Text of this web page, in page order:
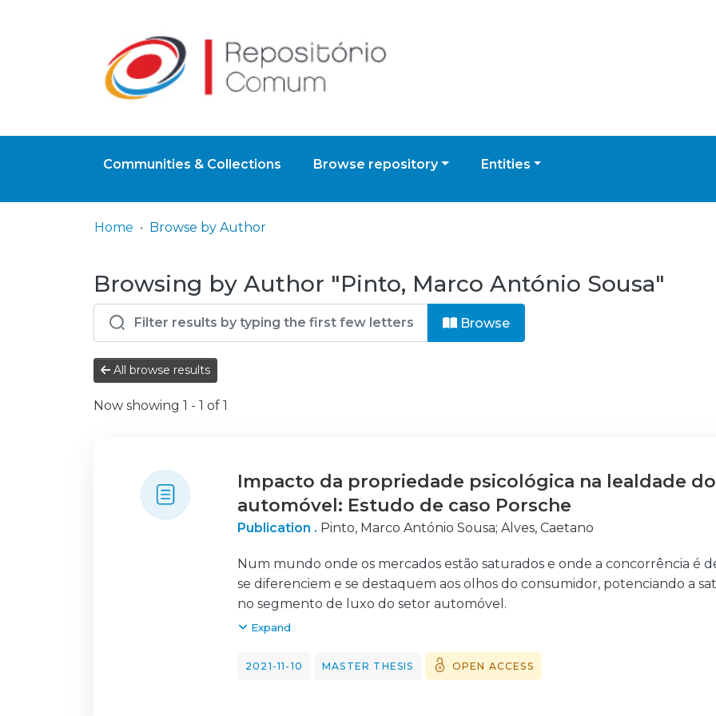
Communities & Collections Browse repository Entities
Home Browse by Author
Browsing by Author "Pinto, Marco António Sousa"
Browse
All browse results
Now showing 1 - 1 of 1
Impacto da propriedade psicológica na lealdade
automóvel: Estudo de caso Porsche
Publication . Pinto, Marco António Sousa; Alves, Caetano
Num mundo onde os mercados estão saturados e onde a concorrência é
se diferenciem e se destaquem aos olhos do consumidor, potenciando a
no segmento de luxo do setor automóvel.
Apesar da principal funcionalidade do automóvel ser a capacidade de
sentimento de pertença, comparando quase a uma relação humana entre
como a Porsche, proporcionam estes efeitos psicológicos junto dos
inesquecíveis. Mas será que ao proporcionarem experiências únicas com os
Expand
2021-11-10 MASTER THESIS OPEN ACCESS